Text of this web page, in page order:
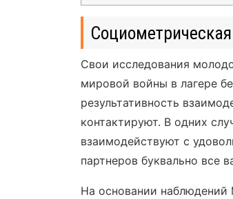
Свои исследования
мировой войны в лагере
результативность
контактируют. В одних
взаимодействуют с
партнеров буквально все
На основании